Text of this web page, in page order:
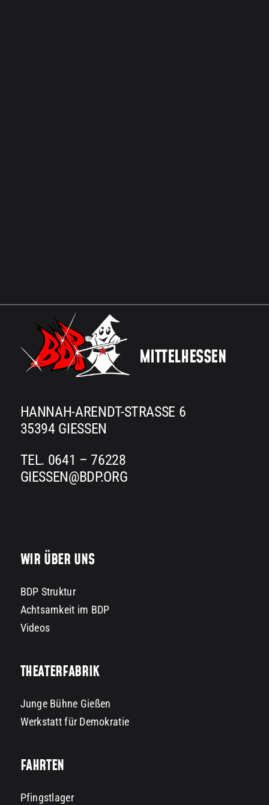
MITTELHESSEN
HANNAH-ARENDT-STRASSE 6
35394 GIESSEN
TEL. 0641 – 76228
GIESSEN@BDP.ORG
WIR ÜBER UNS
BDP Struktur
Achtsamkeit im BDP
Videos
THEATERFABRIK
Junge Bühne Gießen
Werkstatt für Demokratie
FAHRTEN
Pfingstlager